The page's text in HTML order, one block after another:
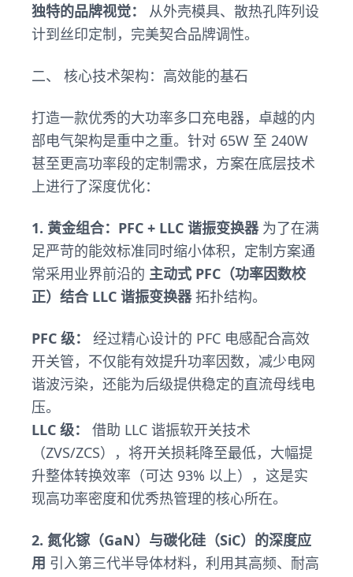
独特的品牌视觉：
从外壳模具、散热孔阵列设
计到丝印定制，完美契合品牌调性。
二、 核心技术架构：高效能的基石
打造一款优秀的大功率多口充电器，卓越的内
部电气架构是重中之重。针对 65W 至 240W
甚至更高功率段的定制需求，方案在底层技术
上进行了深度优化：
1. 黄金组合：PFC + LLC 谐振变换器为了在满
足严苛的能效标准同时缩小体积，定制方案通
常采用业界前沿的 主动式 PFC（功率因数校
正）结合 LLC 谐振变换器拓扑结构。
PFC 级：
经过精心设计的 PFC 电感配合高效
开关管，不仅能有效提升功率因数，减少电网
谐波污染，还能为后级提供稳定的直流母线电
压。
LLC 级：
借助 LLC 谐振软开关技术
（ZVS/ZCS），将开关损耗降至最低，大幅提
升整体转换效率（可达 93% 以上），这是实
现高功率密度和优秀热管理的核心所在。
2. 氮化镓（GaN）与碳化硅（SiC）的深度应
用 引入第三代半导体材料，利用其高频、耐高